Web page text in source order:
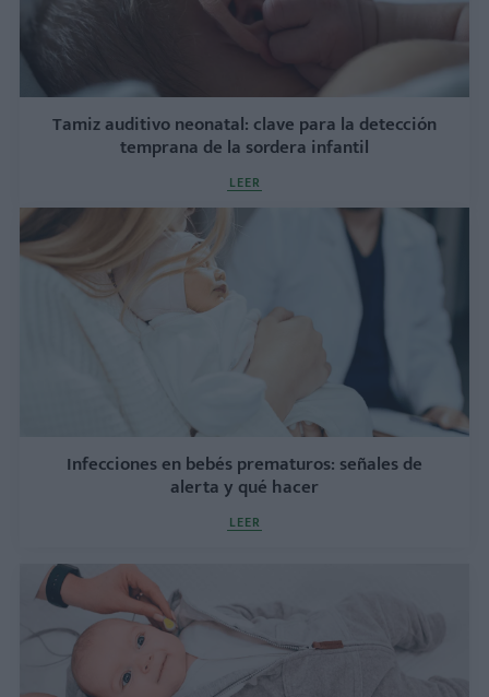
Tamiz auditivo neonatal: clave para la detección
temprana de la sordera infantil
LEER
Infecciones en bebés prematuros: señales de
alerta y qué hacer
LEER